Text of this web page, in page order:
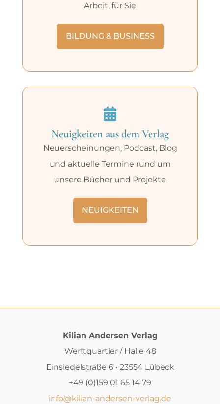
Arbeit, für Sie
BILDUNG & BUSINESS
Neuigkeiten aus dem Verlag
Neuerscheinungen, Podcast, Blog
und aktuelle Termine rund um
unsere Bücher und Projekte
NEUIGKEITEN
Kilian Andersen Verlag
Werftquartier / Halle 48
Einsiedelstraße 6 • 23554 Lübeck
+49 (0)159 01 65 14 79
info@kilian-andersen-verlag.de